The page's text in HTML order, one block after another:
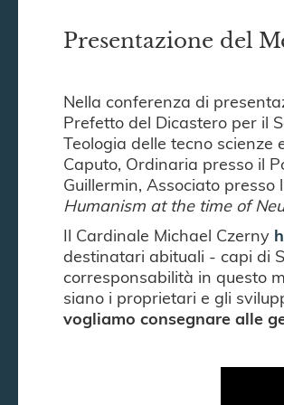
Presentazione del
Nella conferenza di
Prefetto del Dicastero per il
Teologia delle tecno scienze
Caputo, Ordinaria presso il
Guillermin, Associato
Humanism at the time of
Il Cardinale Michael Czerny
destinatari abituali - capi di
corresponsabilità in questo
siano i proprietari e gli
vogliamo consegnare alle